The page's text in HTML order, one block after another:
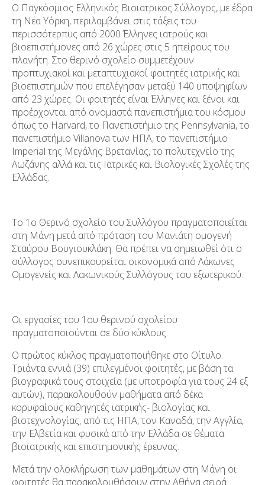
Ο Παγκόσμιος Ελληνικός Βιοιατρικος Σύλλογος, με έδρα
τη Νέα Υόρκη, περιλαμβάνει στις τάξεις του
περισσότερπυς από 2000 Έλληνες ιατρούς και
βιοεπιστήμονες από 26 χώρες στις 5 ηπείρους του
πλανήτη. Στο θερινό σχολείο συμμετέχουν
προπτυχιακοί και μεταπτυχιακοί φοιτητές ιατρικής και
βιοεπιστημών που επελέγησαν μεταξύ 140 υποψηφίων
από 23 χώρες. Οι φοιτητές είναι Έλληνες και ξένοι και
προέρχονται από ονομαστά πανεπιστήμια του κόσμου
όπως το Harvard, το Πανεπιστήμιο της Pennsylvania, το
πανεπιστήμιο Villanova των ΗΠΑ, το πανεπιστήμιο
Imperial της Μεγάλης Βρετανίας, το πολυτεχνείο της
Λωζάνης αλλά και τις Ιατρικές και Βιολογικές Σχολές της
Ελλάδας.
Το 1ο Θερινό σχολείο του Συλλόγου πραγματοποιείται
στη Μάνη μετά από πρόταση του Μανιάτη ομογενή
Σταύρου Βουγιουκλάκη. Θα πρέπει να σημειωθεί ότι ο
σύλλογος συνεπικουρείται οικονομικά από Λάκωνες
Ομογενείς και Λακωνικούς Συλλόγους του εξωτερικού.
Οι εργασίες του 1 ου θερινού σχολείου
πραγματοποιούνται σε δύο κύκλους.
Ο πρώτος κύκλος πραγματοποιήθηκε στο Οίτυλο.
Τριάντα εννιά (39) επιλεγμένοι φοιτητές, με βάση τα
βιογραφικά τους στοιχεία (με υποτροφία για τους 24 εξ
αυτών), παρακολουθούν μαθήματα από δέκα
κορυφαίους καθηγητές ιατρικής- βιολογίας και
βιοτεχνολογίας, από τις ΗΠΑ, τον Καναδά, την Αγγλία,
την Ελβετία και φυσικά από την Ελλάδα σε θέματα
βιοϊατρικής και επιστημονικής έρευνας.
Μετά την ολοκλήρωση των μαθημάτων στη Μάνη οι
φοιτητές θα παρακολουθήσουν στην Αθήνα σειρά